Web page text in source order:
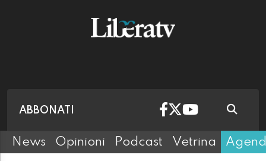
ABBONATI
News Opinioni Podcast Vetrina